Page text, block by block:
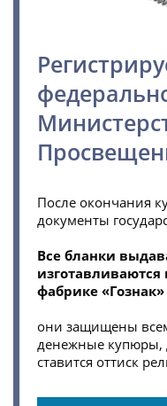
После окончания
документы
Все бланки
фабрике «Гознак»
они защищены
денежные купюры,
ставится оттиск